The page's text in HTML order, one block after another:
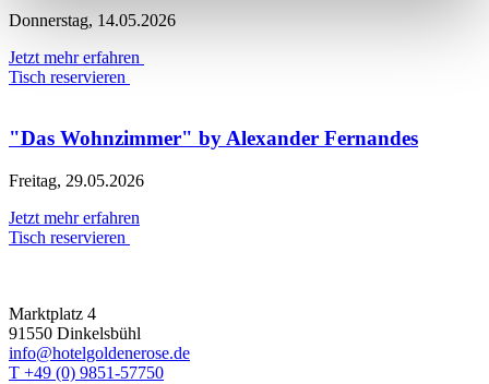
Donnerstag, 14.05.2026
Jetzt mehr erfahren
Tisch reservieren
"Das Wohnzimmer" by Alexander Fernandes
Freitag, 29.05.2026
Jetzt mehr erfahren
Tisch reservieren
Marktplatz 4
91550 Dinkelsbühl
info@hotelgoldenerose.de
T +49 (0) 9851-57750